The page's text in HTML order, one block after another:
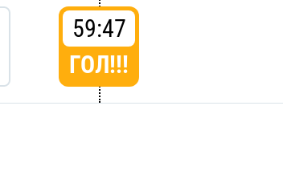
59:47
ГОЛ!!!